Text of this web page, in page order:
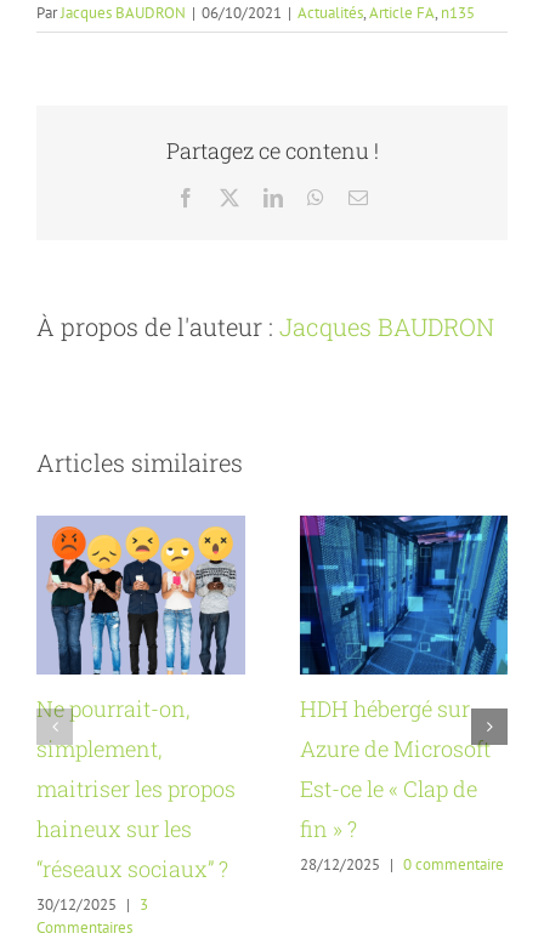
ParJacques BAUDRON | 06/10/2021 | Actualités,Article FA, n135
Partagez ce contenu !
Facebook LinkedInWhatsApp
Email
À propos de l'auteur : Jacques BAUDRON
Articles similaires
Ne pourrait-on,
simplement,
maitriser les propos
haineux sur les
“réseaux sociaux” ?
30/12/2025 | 3
Commentaires
HDH hébergé sur
Azure de Microsoft
Est-ce le « Clap de
fin » ?
28/12/2025 | 0 commentaire